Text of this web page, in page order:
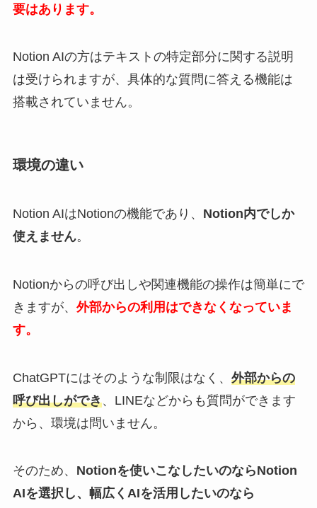
要はあります。
Notion AIの方はテキストの特定部分に関する説明
は受けられますが、具体的な質問に答える機能は
搭載されていません。
環境の違い
Notion AIはNotionの機能であり、 Notion内でしか
使えません。
Notionからの呼び出しや関連機能の操作は簡単にで
きますが、 外部からの利用はできなくなっていま
す。
ChatGPTにはそのような制限はなく、 外部からの
呼び出しができ、LINEなどからも質問ができます
から、環境は問いません。
そのため、 Notionを使いこなしたいのならNotion
AIを選択し、幅広くAIを活用したいのなら